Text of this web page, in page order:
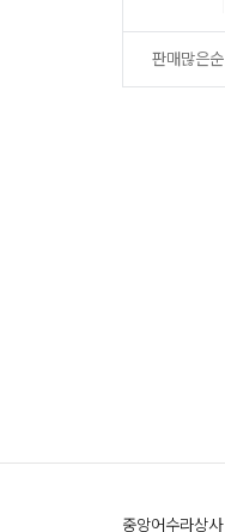
판매많은순
중앙어수라상사